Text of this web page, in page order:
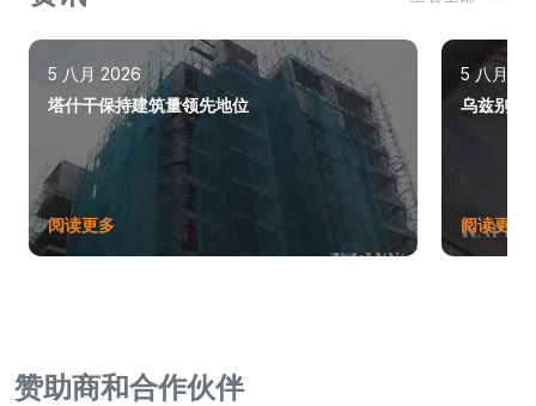
5 八月 2026
塔什干保持建筑量领先地位
阅读更多
5 八月
乌兹别克
阅读更多
赞助商和合作伙伴